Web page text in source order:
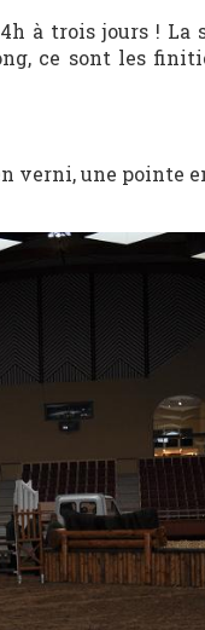
à trois jours ! La
ce sont les
une pointe